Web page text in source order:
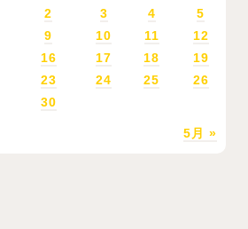
5月 »
2 3 4
5
9 10 11
12
16 17 18
19
23 24 25
26
30